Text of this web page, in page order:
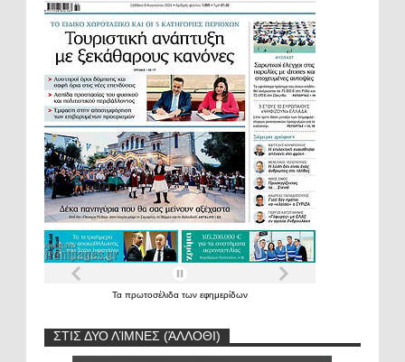
Τα πρωτοσέλιδα των εφημερίδων
ΣΤΙΣ ΔΥΟ ΛΊΜΝΕΣ (ΆΛΛΟΘΙ)